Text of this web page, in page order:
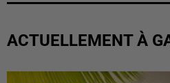
ACTUELLEMENT À